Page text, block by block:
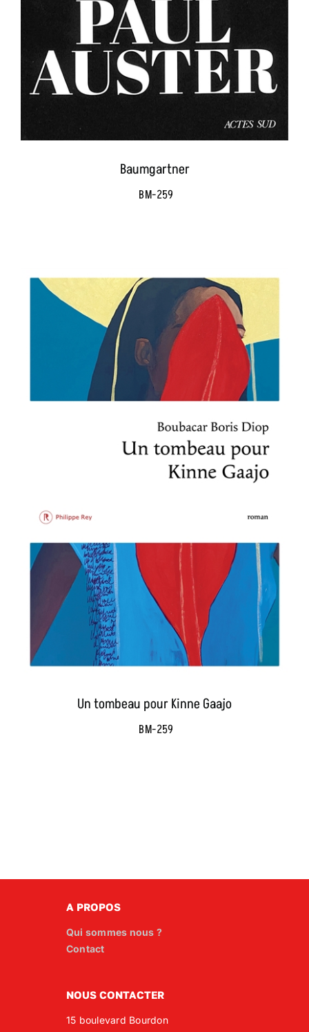
Baumgartner
BM-259
Un tombeau pour Kinne Gaajo
BM-259
A PROPOS
Qui sommes nous ?
Contact
NOUS CONTACTER
15 boulevard Bourdon